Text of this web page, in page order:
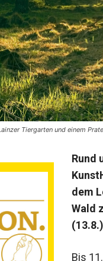
Tiergarten und einem
Rund
dem
Wald
Bis